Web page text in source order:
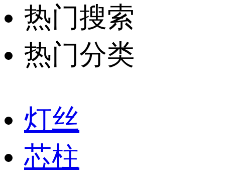
热门搜索
热门分类
灯丝
芯柱